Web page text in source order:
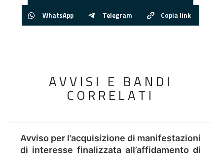
WhatsApp Telegram Copia link
AVVISI E BANDI
CORRELATI
Avviso per l’acquisizione di manifestazioni
di interesse finalizzata all’affidamento di